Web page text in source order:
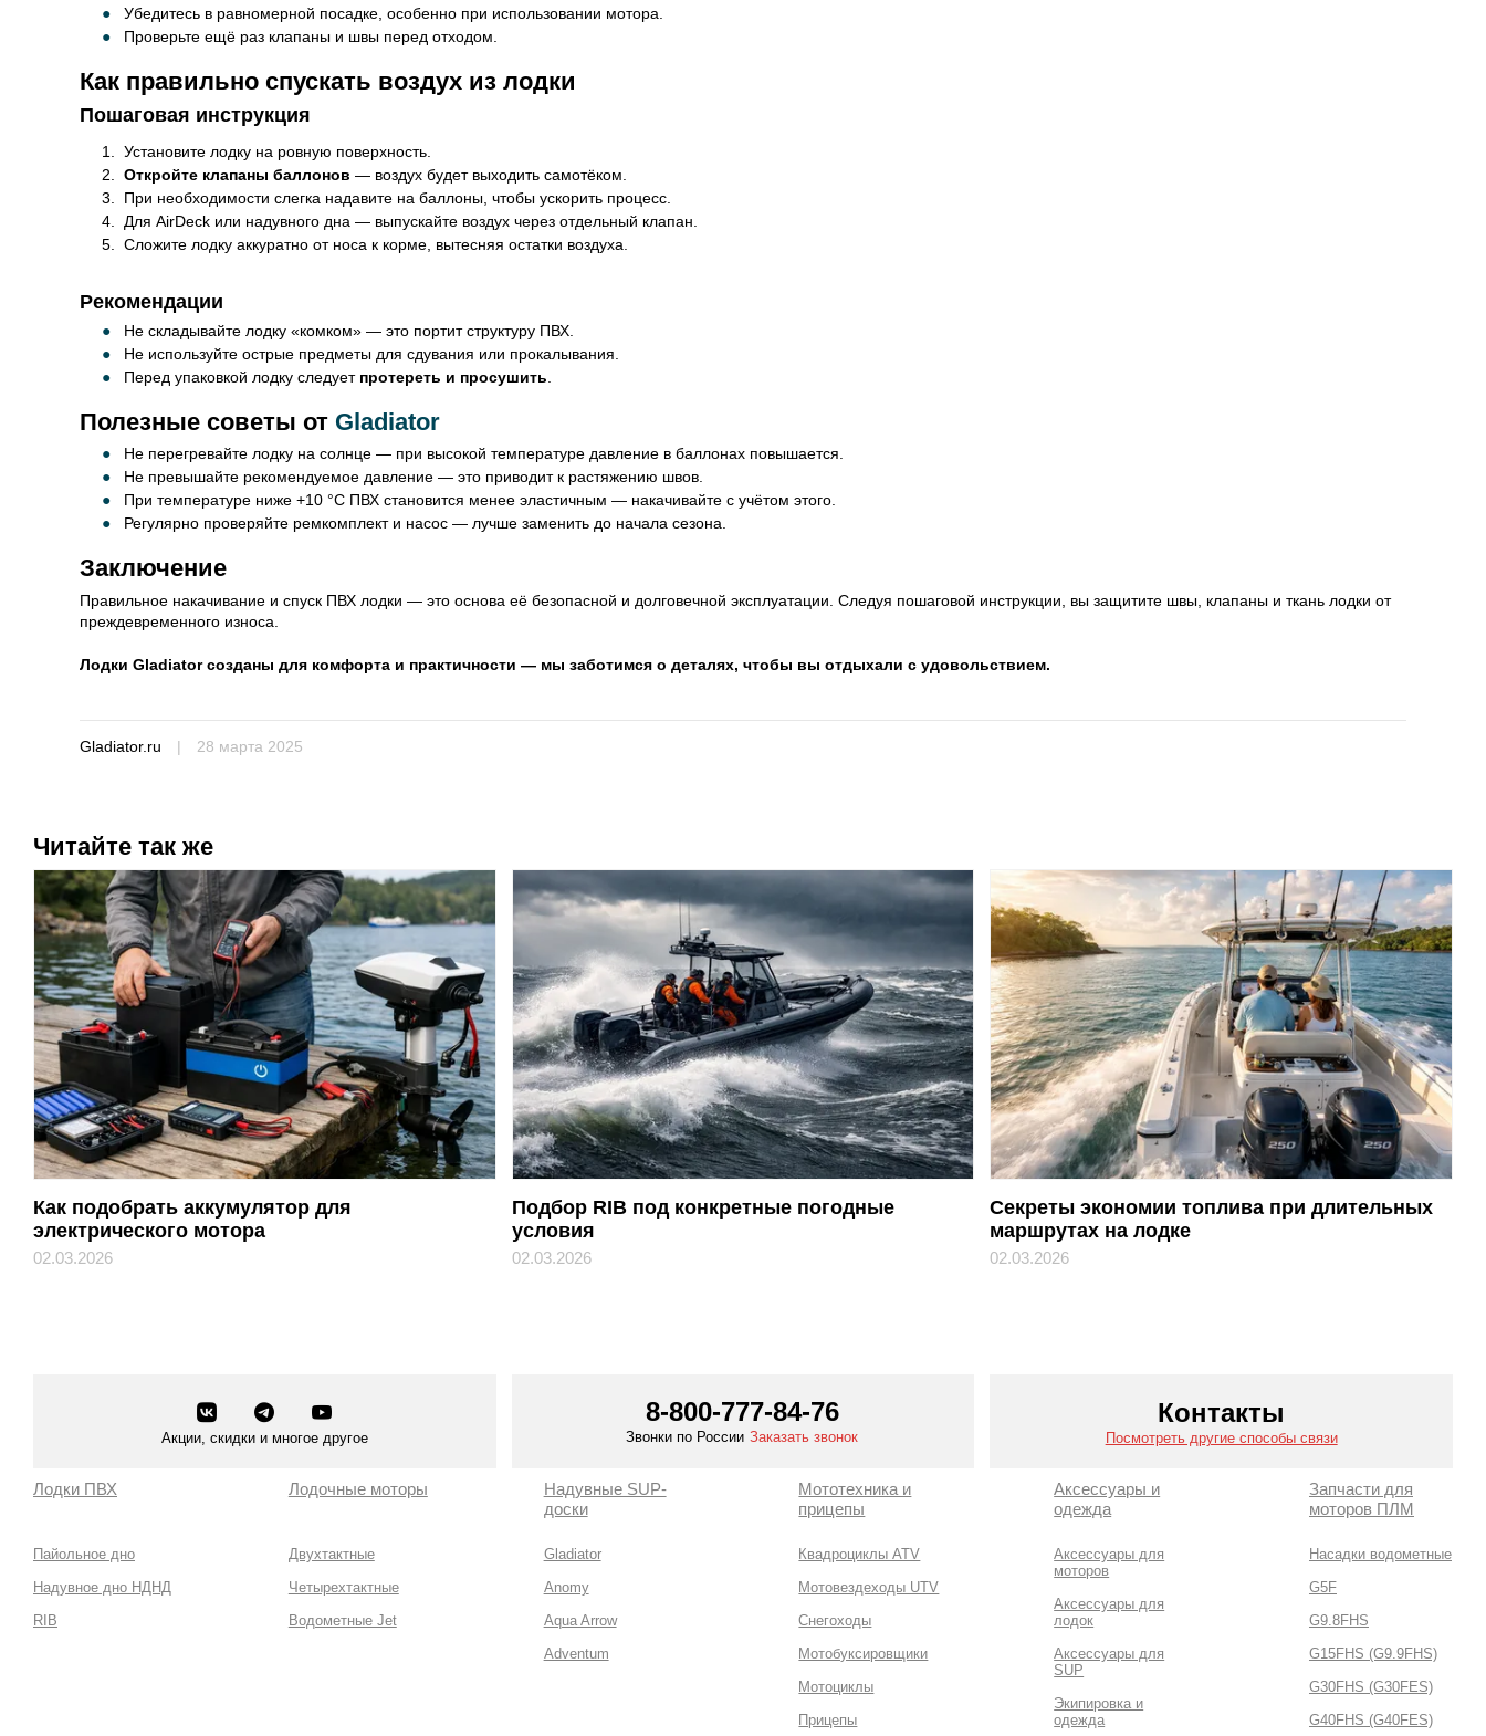
Убедитесь в равномерной посадке, особенно при использовании мотора.
Проверьте ещё раз клапаны и швы перед отходом.
Как правильно спускать воздух из лодки
Пошаговая инструкция
Установите лодку на ровную поверхность.
Откройте клапаны баллонов — воздух будет выходить самотёком.
При необходимости слегка надавите на баллоны, чтобы ускорить процесс.
Для AirDeck или надувного дна — выпускайте воздух через отдельный клапан.
Сложите лодку аккуратно от носа к корме, вытесняя остатки воздуха.
Рекомендации
Не складывайте лодку «комком» — это портит структуру ПВХ.
Не используйте острые предметы для сдувания или прокалывания.
Перед упаковкой лодку следует протереть и просушить
Полезные советы от Gladiator
Не перегревайте лодку на солнце — при высокой температуре давление в баллонах повышается.
Не превышайте рекомендуемое давление — это приводит к растяжению швов.
При температуре ниже +10 °C ПВХ становится менее эластичным — накачивайте с учётом этого.
Регулярно проверяйте ремкомплект и насос — лучше заменить до начала сезона.
Заключение
Правильное накачивание и спуск ПВХ лодки — это основа её безопасной и долговечной эксплуатации. Следуя пошаговой инструкции, вы защитите швы, клапаны и ткань лодки от
преждевременного износа.
Лодки Gladiator созданы для комфорта и практичности — мы заботимся о деталях, чтобы вы отдыхали с удовольствием.
Gladiator.ru | 28 марта 2025
Читайте так же
Как подобрать аккумулятор для
электрического мотора
02.03.2026
Подбор RIB под конкретные погодные
условия
02.03.2026
Секреты экономии топлива при длительных
маршрутах на лодке
02.03.2026
Акции, скидки и многое другое
8-800-777-84-76
Звонки по России Заказать звонок
Контакты
Посмотреть другие способы связи
Лодки ПВХ
Пайольное дно
Надувное дно НДНД
RIB
Лодочные моторы
Двухтактные
Четырехтактные
Водометные Jet
Надувные SUP-
доски
Gladiator
Anomy
Aqua Arrow
Adventum
Мототехника и
прицепы
Квадроциклы ATV
Мотовездеходы UTV
Снегоходы
Мотобуксировщики
Мотоциклы
Прицепы
Аксессуары и
одежда
Аксессуары для
моторов
Аксессуары для
лодок
Аксессуары для
SUP
Экипировка и
одежда
Запчасти для
моторов ПЛМ
Насадки водометные
G5F
G9.8FHS
G15FHS (G9.9FHS)
G30FHS (G30FES)
G40FHS (G40FES)